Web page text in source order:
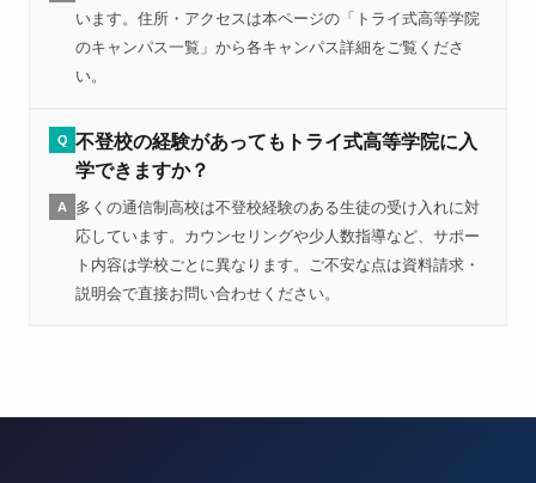
います。住所・アクセスは本ページの「トライ式高等学院
のキャンパス一覧」から各キャンパス詳細をご覧くださ
い。
Q 不登校の経験があってもトライ式高等学院に入
学できますか？
A
多くの通信制高校は不登校経験のある生徒の受け入れに対
応しています。カウンセリングや少人数指導など、サポー
ト内容は学校ごとに異なります。ご不安な点は資料請求・
説明会で直接お問い合わせください。